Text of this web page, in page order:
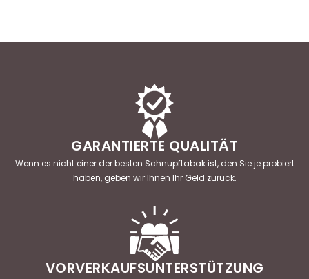
GARANTIERTE QUALITÄT
Wenn es nicht einer der besten Schnupftabak ist, den Sie je probiert
haben, geben wir Ihnen Ihr Geld zurück.
VORVERKAUFSUNTERSTÜTZUNG